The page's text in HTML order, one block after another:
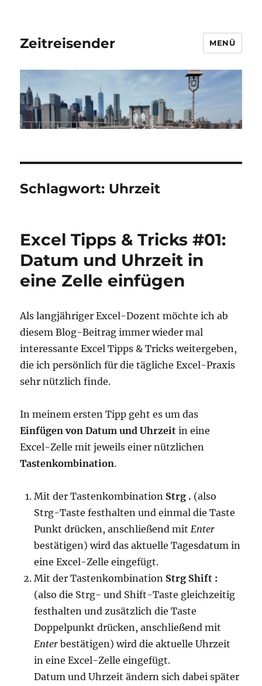
Zeitreisender MENÜ
Schlagwort: Uhrzeit
Excel Tipps & Tricks #01:
Datum und Uhrzeit in
eine Zelle einfügen
Als langjähriger Excel-Dozent möchte ich ab
diesem Blog-Beitrag immer wieder mal
interessante Excel Tipps & Tricks weitergeben,
die ich persönlich für die tägliche Excel-Praxis
sehr nützlich finde.
In meinem ersten Tipp geht es um das
Einfügen von Datum und Uhrzeit in eine
Excel-Zelle mit jeweils einer nützlichen
Tastenkombination.
Mit der Tastenkombination Strg . (also
Strg-Taste festhalten und einmal die Taste
Punkt drücken, anschließend mit Enter
bestätigen) wird das aktuelle Tagesdatum in
eine Excel-Zelle eingefügt.
Mit der Tastenkombination Strg Shift :
(also die Strg- und Shift-Taste gleichzeitig
festhalten und zusätzlich die Taste
Doppelpunkt drücken, anschließend mit
Enterbestätigen) wird die aktuelle Uhrzeit
in eine Excel-Zelle eingefügt.
Datum und Uhrzeit ändern sich dabei später